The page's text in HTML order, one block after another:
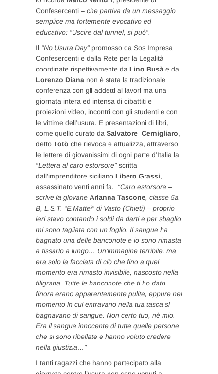
Confesercenti – che partiva da un messaggio
semplice ma fortemente evocativo ed
educativo: “Uscire dal tunnel, si può”.
Il “No Usura Day” promosso da Sos Impresa
Confesercenti e dalla Rete per la Legalità
coordinate rispettivamente da Lino Busà e da
Lorenzo Diana non è stata la tradizionale
conferenza con gli addetti ai lavori ma una
giornata intera ed intensa di dibattiti e
proiezioni video, incontri con gli studenti e con
le vittime dell’usura. E presentazioni di libri,
come quello curato da Salvatore Cernigliaro,
detto Totò che rievoca e attualizza, attraverso
le lettere di giovanissimi di ogni parte d’Italia la
“Lettera al caro estorsore” scritta
dall’imprenditore siciliano Libero Grassi,
assassinato venti anni fa. “Caro estorsore –
scrive la giovane Arianna Tascone, classe 5a
B, L.S.T. “E.Mattei” di Vasto (Chieti) – proprio
ieri stavo contando i soldi da darti e per sbaglio
mi sono tagliata con un foglio. Il sangue ha
bagnato una delle banconote e io sono rimasta
a fissarlo a lungo… Un’immagine terribile, ma
era solo la facciata di ciò che fino a quel
momento era rimasto invisibile, nascosto nella
filigrana. Tutte le banconote che ti ho dato
finora erano apparentemente pulite, eppure nel
momento in cui entravano nella tua tasca si
bagnavano di sangue. Non certo tuo, nè mio.
Era il sangue innocente di tutte quelle persone
che si sono ribellate e hanno voluto credere
nella giustizia…”
I tanti ragazzi che hanno partecipato alla